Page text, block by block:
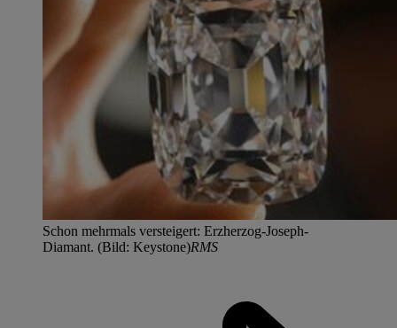
Schon mehrmals versteigert: Erzherzog-Joseph-
Diamant. (Bild: Keystone)RMS